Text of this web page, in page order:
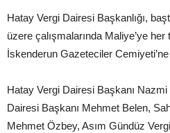
Hatay Vergi Dairesi Başkanlığı,
üzere çalışmalarında Maliye’ye
İskenderun Gazeteciler
Hatay Vergi Dairesi Başkanı
Dairesi Başkanı Mehmet Belen,
Mehmet Özbey, Asım Gündüz